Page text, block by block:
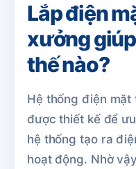
Lắp điện
xưởng
thế nào?
Hệ thống điện
được thiết kế để
hệ thống tạo ra
hoạt động. Nhờ